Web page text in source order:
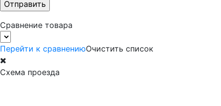
Сравнение товара
Перейти к сравнениюОчистить список
Схема проезда